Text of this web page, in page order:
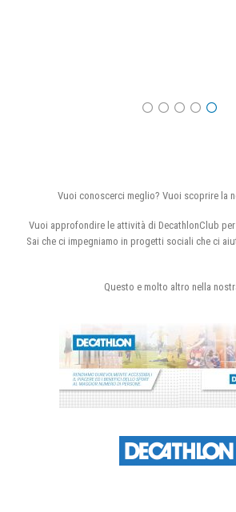
Vuoi conoscerci meglio? Vuoi scoprire la
Vuoi approfondire le attività di DecathlonClub
Sai che ci impegniamo in progetti sociali che ci
Questo e molto altro nella